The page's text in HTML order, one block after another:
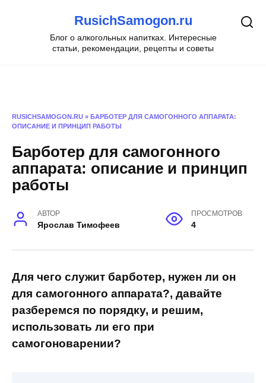
содержанию
RusichSamogon.ru
Блог о алкогольных напитках. Интересные
статьи, рекомендации, рецепты и советы
RUSICHSAMOGON.RU » БАРБОТЕР ДЛЯ САМОГОННОГО АППАРАТА:
ОПИСАНИЕ И ПРИНЦИП РАБОТЫ
Барботер для самогонного
аппарата: описание и принцип
работы
АВТОР
Ярослав Тимофеев
ПРОСМОТРОВ
4
Для чего служит барботер, нужен ли он
для самогонного аппарата?, давайте
разберемся по порядку, и решим,
использовать ли его при
самогоноварении?